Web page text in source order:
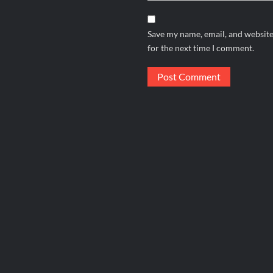
Save my name, email, and
for the next time I comment.